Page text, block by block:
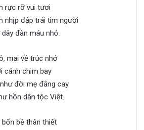
rực rỡ vui tươi
nhịp đập trái tim người
đàn máu nhỏ.
mai về trúc nhớ
cánh chim bay
đời mẹ đắng cay
hồn dân tộc Việt.
bề thân thiết